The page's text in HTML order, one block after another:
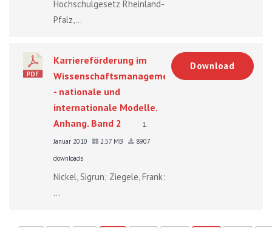
Hochschulgesetz Rheinland-
Pfalz,...
Karriereförderung im
Wissenschaftsmanagement
- nationale und
internationale Modelle.
Anhang. Band 2
1.
Januar 2010
2.57 MB
8907
downloads
Nickel, Sigrun; Ziegele, Frank:
...
Download